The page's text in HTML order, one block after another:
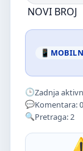
NOVI BROJ
Zadnja
Komentara: 0
Pretraga: 2